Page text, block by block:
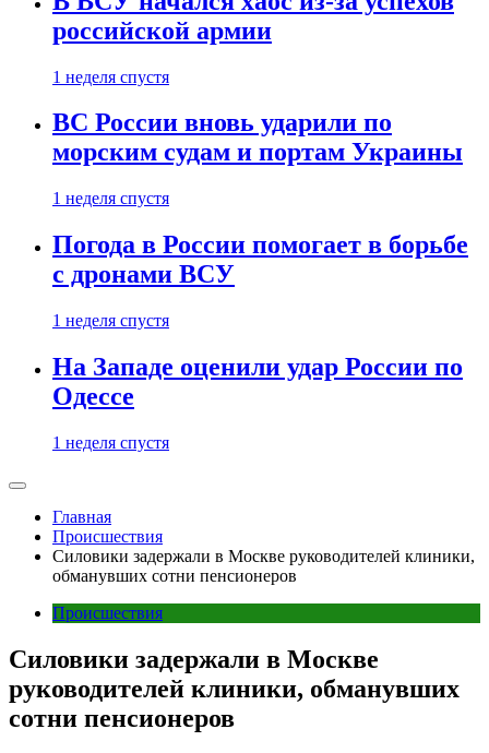
российской армии
1 неделя спустя
ВС России вновь ударили по
морским судам и портам Украины
1 неделя спустя
Погода в России помогает в борьбе
с дронами ВСУ
1 неделя спустя
На Западе оценили удар России по
Одессе
1 неделя спустя
Главная
Происшествия
Силовики задержали в Москве руководителей клиники,
обманувших сотни пенсионеров
Происшествия
Силовики задержали в Москве
руководителей клиники, обманувших
сотни пенсионеров